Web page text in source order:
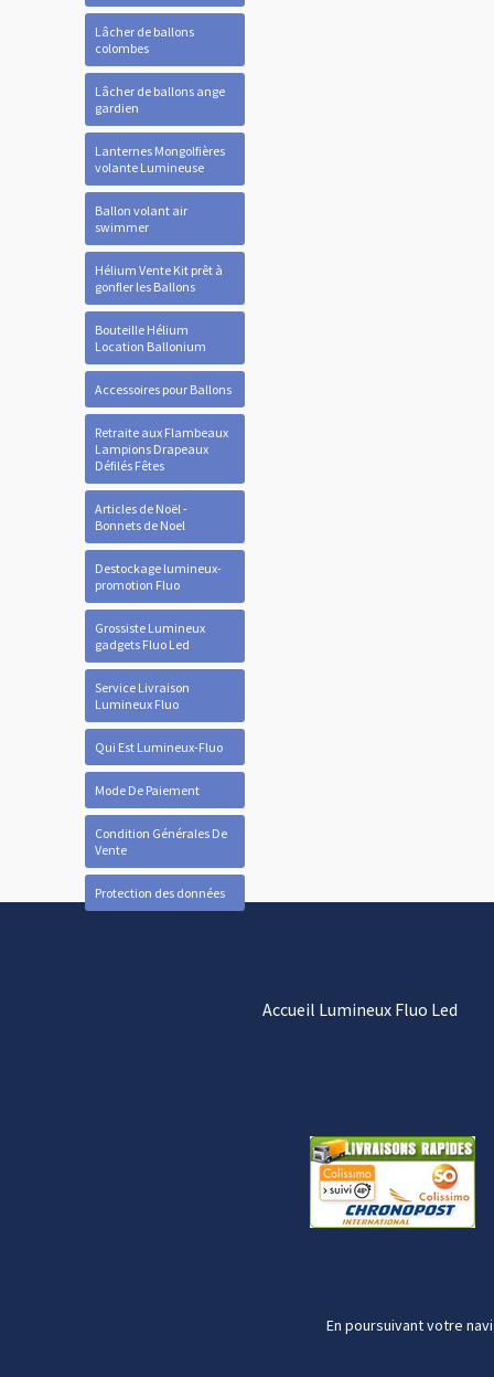
Lâcher de ballons
colombes
Lâcher de ballons ange
gardien
Lanternes Mongolfières
volante Lumineuse
Ballon volant air
swimmer
Hélium Vente Kit prêt à
gonfler les Ballons
Bouteille Hélium
Location Ballonium
Accessoires pour Ballons
Retraite aux Flambeaux
Lampions Drapeaux
Défilés Fêtes
Articles de Noël -
Bonnets de Noel
Destockage lumineux-
promotion Fluo
Grossiste Lumineux
gadgets Fluo Led
Service Livraison
Lumineux Fluo
Qui Est Lumineux-Fluo
Mode De Paiement
Condition Générales De
Vente
Protection des données
Accueil Lumineux Fluo Led
En poursuivant votre